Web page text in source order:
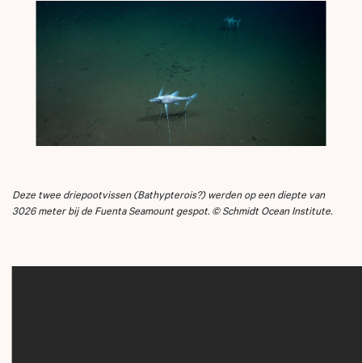
Deze twee driepootvissen (Bathypterois?) werden op een diepte van
3026 meter bij de Fuenta Seamount gespot. © Schmidt Ocean Institute.